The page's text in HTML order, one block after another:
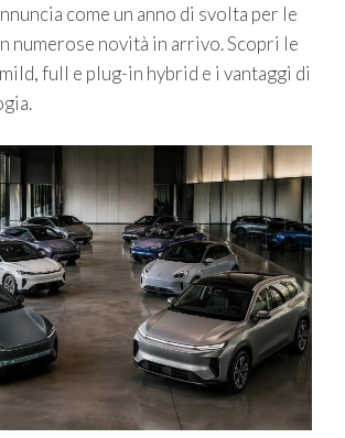
come un anno di svolta per le
numerose novità in arrivo. Scopri le
full e plug-in hybrid e i vantaggi di